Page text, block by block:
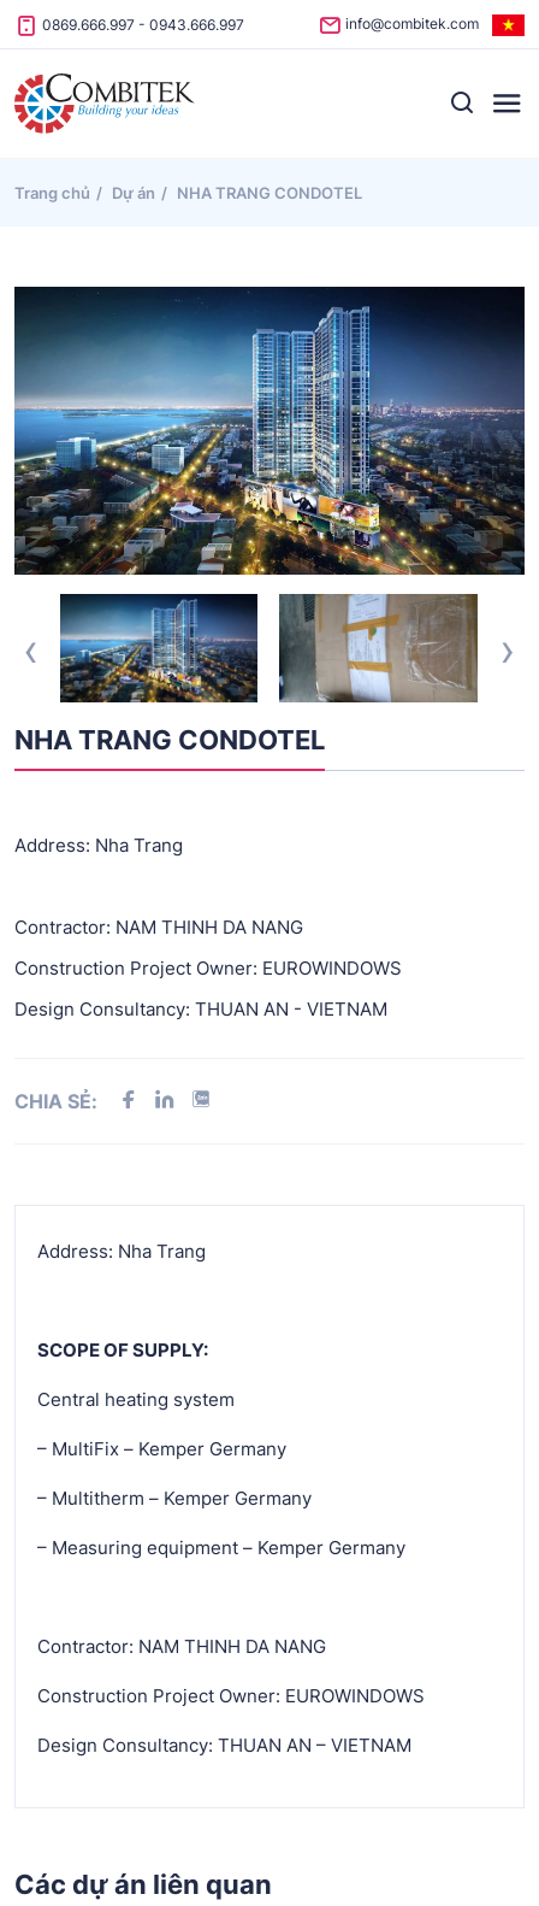
Skip to content
0869.666.997 - 0943.666.997 info@combitek.com
Trang chủ Dự án NHA TRANG CONDOTEL
‹ ›
NHA TRANG CONDOTEL
Address: Nha Trang
Contractor: NAM THINH DA NANG
Construction Project Owner: EUROWINDOWS
Design Consultancy: THUAN AN - VIETNAM
CHIA SẺ:
Address: Nha Trang
SCOPE OF SUPPLY:
Central heating system
– MultiFix – Kemper Germany
– Multitherm – Kemper Germany
– Measuring equipment – Kemper Germany
Contractor: NAM THINH DA NANG
Construction Project Owner: EUROWINDOWS
Design Consultancy: THUAN AN – VIETNAM
Các dự án liên quan